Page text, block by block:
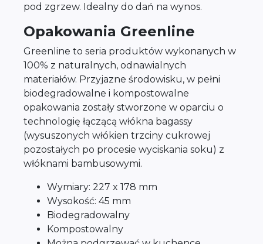
pod zgrzew. Idealny do dań na wynos.
Opakowania Greenline
Greenline to seria produktów wykonanych w
100% z naturalnych, odnawialnych
materiałów. Przyjazne środowisku, w pełni
biodegradowalne i kompostowalne
opakowania zostały stworzone w oparciu o
technologię łączącą włókna bagassy
(wysuszonych włókien trzciny cukrowej
pozostałych po procesie wyciskania soku) z
włóknami bambusowymi.
Wymiary: 227 x 178 mm
Wysokość: 45 mm
Biodegradowalny
Kompostowalny